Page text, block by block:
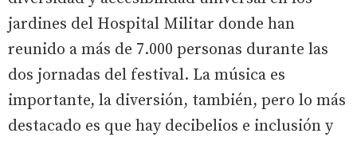
jardines del Hospital Militar donde han
reunido a más de 7.000 personas durante las
dos jornadas del festival. La música es
importante, la diversión, también, pero lo más
destacado es que hay decibelios e inclusión y